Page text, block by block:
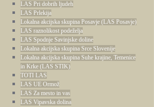
LAS Pri dobrih ljudeh
LAS Prlekija
Lokalna akcijska skupina Posavje (LAS Posavje)
LAS raznolikost podeželja
LAS Spodnje Savinjske doline
Lokalna akcijska skupina Srce Slovenije
Lokalna akcijska skupina Suhe krajine, Temenice
in Krke (LAS STIK)
TOTI LAS
LAS UE Ormož
LAS Za mesto in vas
LAS Vipavska dolina